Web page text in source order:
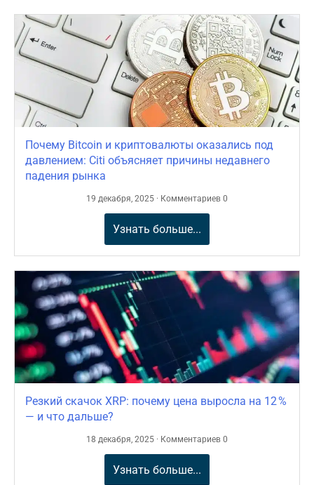
Почему Bitcoin и криптовалюты оказались под
давлением: Citi объясняет причины недавнего
падения рынка
19 декабря, 2025 · Комментариев 0
Узнать больше...
Резкий скачок XRP: почему цена выросла на 12 %
— и что дальше?
18 декабря, 2025 · Комментариев 0
Узнать больше...